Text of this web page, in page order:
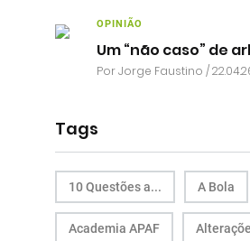
OPINIÃO
Um “não caso” de
PorJorge Faustino /
Tags
10 Questões a... A Bola
Academia APAF